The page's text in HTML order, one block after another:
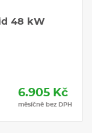
48 kW
6.905 Kč
měsíčně bez DPH